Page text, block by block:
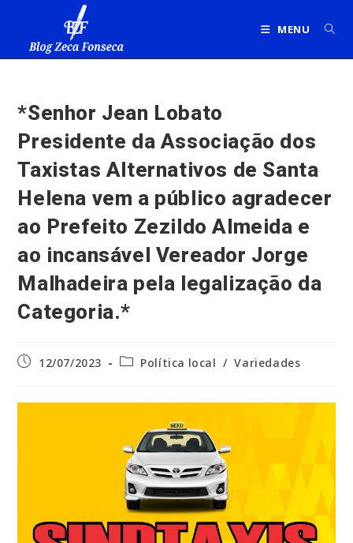
MENU
*Senhor Jean Lobato
Presidente da Associação dos
Taxistas Alternativos de Santa
Helena vem a público agradecer
ao Prefeito Zezildo Almeida e
ao incansável Vereador Jorge
Malhadeira pela legalização da
Categoria.*
Post12/07/2023
Categoria
Política local / Variedades